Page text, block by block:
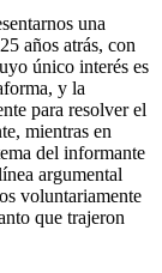
una
años atrás, con
único interés es
y la
para resolver el
mientras en
del informante
argumental
voluntariamente
que trajeron